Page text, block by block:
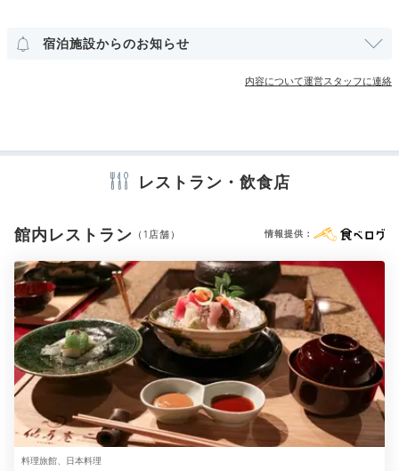
早いので、宿でのんびりできてとても充実しました。
+3
Dinner
18:00
個室で気兼ねなく
創作和食に舌鼓
売店・ギフトショップ
お茶セット ティーサーバー 電気ポット
宿泊施設からのお知らせ
内容について運営スタッフに連絡
レストラン・飲食店
館内レストラン （1店舗） 情報提供：
料理旅館、日本料理